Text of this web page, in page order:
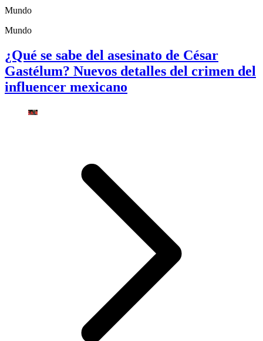
Mundo
Mundo
¿Qué se sabe del asesinato de César
Gastélum? Nuevos detalles del crimen del
influencer mexicano